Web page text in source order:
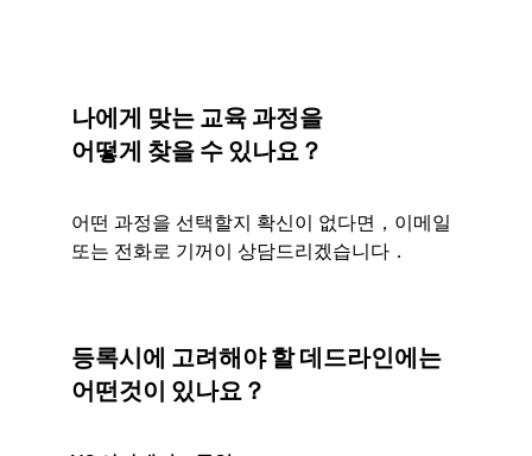
락하십시오．
나에게 맞는 교육 과정을
어떻게 찾을 수 있나요？
어떤 과정을 선택할지 확신이 없다면，이메일
또는 전화로 기꺼이 상담드리겠습니다．
등록시에 고려해야 할 데드라인에는
어떤것이 있나요？